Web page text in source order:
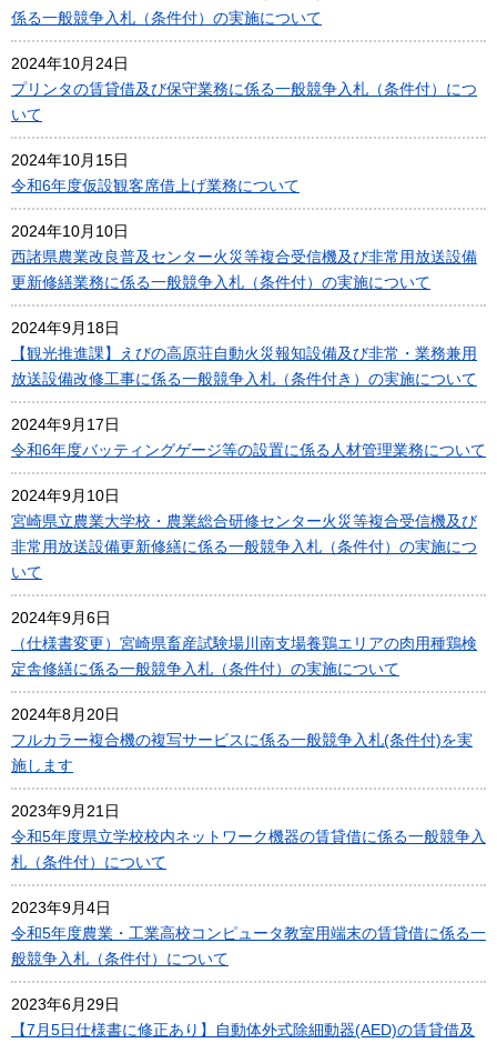
係る一般競争入札（条件付）の実施について
2024年10月24日
プリンタの賃貸借及び保守業務に係る一般競争入札（条件付）につ
いて
2024年10月15日
令和6年度仮設観客席借上げ業務について
2024年10月10日
西諸県農業改良普及センター火災等複合受信機及び非常用放送設備
更新修繕業務に係る一般競争入札（条件付）の実施について
2024年9月18日
【観光推進課】えびの高原荘自動火災報知設備及び非常・業務兼用
放送設備改修工事に係る一般競争入札（条件付き）の実施について
2024年9月17日
令和6年度バッティングゲージ等の設置に係る人材管理業務について
2024年9月10日
宮崎県立農業大学校・農業総合研修センター火災等複合受信機及び
非常用放送設備更新修繕に係る一般競争入札（条件付）の実施につ
いて
2024年9月6日
（仕様書変更）宮崎県畜産試験場川南支場養鶏エリアの肉用種鶏検
定舎修繕に係る一般競争入札（条件付）の実施について
2024年8月20日
フルカラー複合機の複写サービスに係る一般競争入札(条件付)を実
施します
2023年9月21日
令和5年度県立学校校内ネットワーク機器の賃貸借に係る一般競争入
札（条件付）について
2023年9月4日
令和5年度農業・工業高校コンピュータ教室用端末の賃貸借に係る一
般競争入札（条件付）について
2023年6月29日
【7月5日仕様書に修正あり】自動体外式除細動器(AED)の賃貸借及